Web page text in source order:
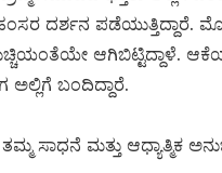
ದರ್ಶನ
ಆಗಿಬಿಟ್ಟಿದ್ದಾಳೆ.
ಬಂದಿದ್ದಾರೆ.
ಸಾಧನೆ ಮತ್ತು ಆಧ್ಯಾತ್ಮಿಕ